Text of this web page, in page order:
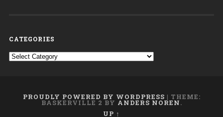
CATEGORIES
Categories
PROUDLY POWERED BY WORDPRESS | THEME:
BASKERVILLE 2 BY ANDERS NOREN.
UP ↑